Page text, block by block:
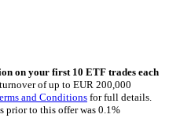
on your first 10 ETF trades each
of up to EUR 200,000
and Conditions for full details.
prior to this offer was 0.1%